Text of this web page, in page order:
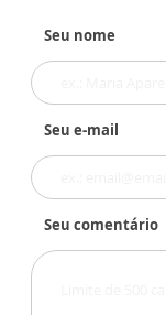
Seu nome
Seu e-mail
Seu comentário